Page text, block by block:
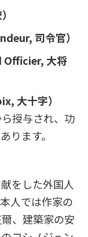
司令官）
Officier, 大将
大十字）
授与され、功
ります。
をした外国人
人では作家の
、建築家の安